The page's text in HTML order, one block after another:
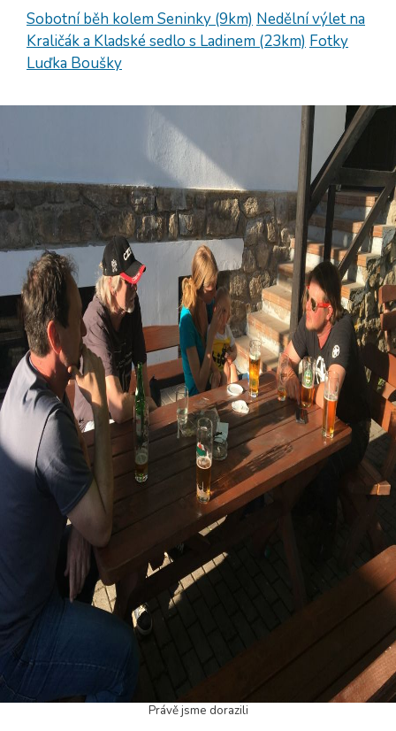
Sobotní běh kolem Seninky (9km) Nedělní výlet na
Kraličák a Kladské sedlo s Ladinem (23km) Fotky
Luďka Boušky
Právě jsme dorazili